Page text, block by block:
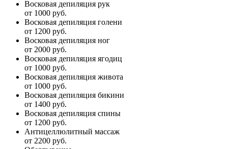
Восковая депиляция рук
от 1000 руб.
Восковая депиляция голени
от 1200 руб.
Восковая депиляция ног
от 2000 руб.
Восковая депиляция ягодиц
от 1000 руб.
Восковая депиляция живота
от 1000 руб.
Восковая депиляция бикини
от 1400 руб.
Восковая депиляция спины
от 1200 руб.
Антицеллюлитный массаж
от 2200 руб.